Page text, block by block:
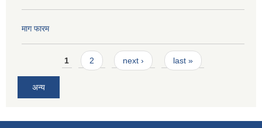
माग फारम
Pages1 2 next › last »
अन्य